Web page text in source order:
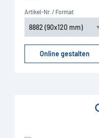
Artikel-Nr. / Format
Online gestalten